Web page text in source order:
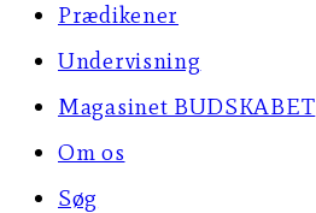
Prædikener
Undervisning
Magasinet BUDSKABET
Om os
Søg